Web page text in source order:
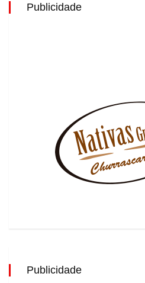
Publicidade
Publicidade